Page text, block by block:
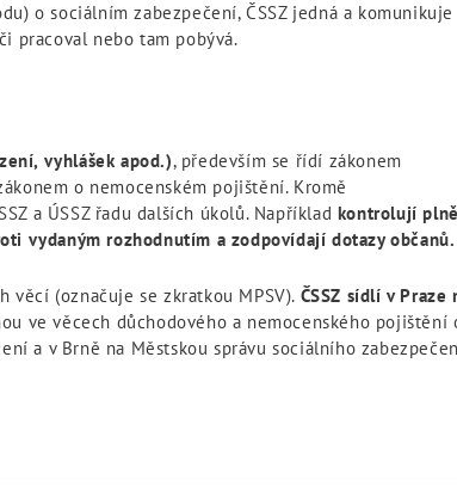
o sociálním zabezpečení, ČSSZ jedná a komunikuje
pracoval nebo tam pobývá.
vyhlášek apod.), především se řídí zákonem
o nemocenském pojištění. Kromě
a ÚSSZ řadu dalších úkolů. Například kontrolují
vydaným rozhodnutím a zodpovídají dotazy občanů.
věcí (označuje se zkratkou MPSV). ČSSZ sídlí v Praze
ve věcech důchodového a nemocenského pojištění
a v Brně na Městskou správu sociálního